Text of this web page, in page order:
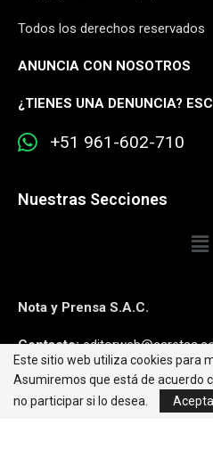
Todos los derechos reservados
ANUNCIA CON NOSOTROS
¿TIENES UNA DENUNCIA?
+51 961-602-710
Nuestras Secciones
Nota y Prensa S.A.C.
Contacto:
Síguenos:
Este sitio web utiliza cookies para
Asumiremos que está de acuerdo
no participar si lo desea.